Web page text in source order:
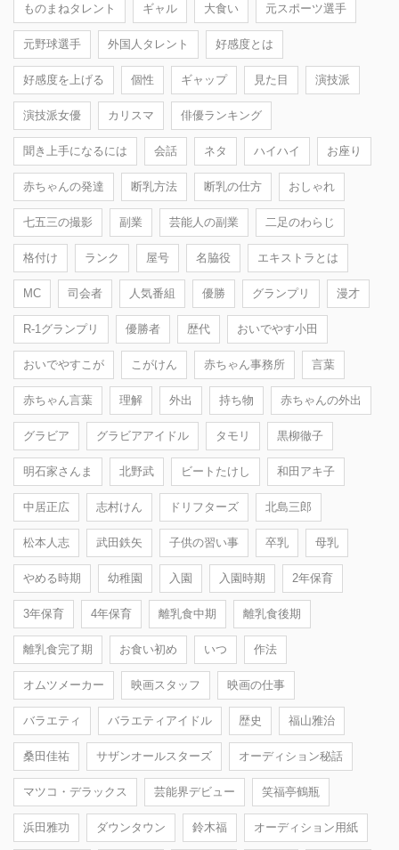
ものまねタレント ギャル 大食い 元スポーツ選手
元野球選手 外国人タレント 好感度とは
好感度を上げる 個性 ギャップ 見た目 演技派
演技派女優 カリスマ 俳優ランキング
聞き上手になるには 会話 ネタ ハイハイ お座り
赤ちゃんの発達 断乳方法 断乳の仕方 おしゃれ
七五三の撮影 副業 芸能人の副業 二足のわらじ
格付け ランク 屋号 名脇役 エキストラとは
MC 司会者 人気番組 優勝 グランプリ 漫才
R-1グランプリ 優勝者 歴代 おいでやす小田
おいでやすこが こがけん 赤ちゃん事務所 言葉
赤ちゃん言葉 理解 外出 持ち物 赤ちゃんの外出
グラビア グラビアアイドル タモリ 黒柳徹子
明石家さんま 北野武 ビートたけし 和田アキ子
中居正広 志村けん ドリフターズ 北島三郎
松本人志 武田鉄矢 子供の習い事 卒乳 母乳
やめる時期 幼稚園 入園 入園時期 2年保育
3年保育 4年保育 離乳食中期 離乳食後期
離乳食完了期 お食い初め いつ 作法
オムツメーカー 映画スタッフ 映画の仕事
バラエティ バラエティアイドル 歴史 福山雅治
桑田佳祐 サザンオールスターズ オーディション秘話
マツコ・デラックス 芸能界デビュー 笑福亭鶴瓶
浜田雅功 ダウンタウン 鈴木福 オーディション用紙